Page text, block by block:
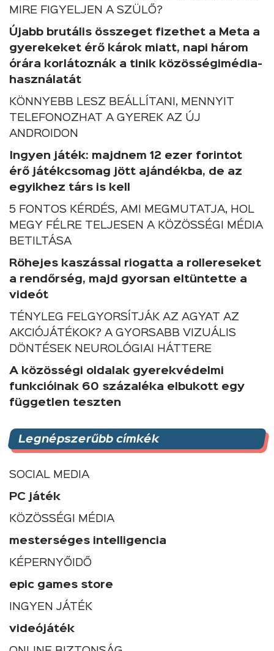
MIRE FIGYELJEN A SZÜLŐ?
Újabb brutális összeget fizethet a Meta a
gyerekeket érő károk miatt, napi három
órára korlátoznák a tinik közösségimédia-
használatát
KÖNNYEBB LESZ BEÁLLÍTANI, MENNYIT
TELEFONOZHAT A GYEREK AZ ÚJ
ANDROIDON
Ingyen játék: majdnem 12 ezer forintot
érő játékcsomag jött ajándékba, de az
egyikhez társ is kell
5 FONTOS KÉRDÉS, AMI MEGMUTATJA, HOL
MEGY FÉLRE TELJESEN A KÖZÖSSÉGI MÉDIA
BETILTÁSA
Röhejes kaszással riogatta a rollereseket
a rendőrség, majd gyorsan eltüntette a
videót
TÉNYLEG FELGYORSÍTJÁK AZ AGYAT AZ
AKCIÓJÁTÉKOK? A GYORSABB VIZUÁLIS
DÖNTÉSEK NEUROLÓGIAI HÁTTERE
A közösségi oldalak gyerekvédelmi
funkcióinak 60 százaléka elbukott egy
független teszten
Legnépszerűbb címkék
SOCIAL MEDIA
PC játék
KÖZÖSSÉGI MÉDIA
mesterséges intelligencia
KÉPERNYŐIDŐ
epic games store
INGYEN JÁTÉK
videójáték